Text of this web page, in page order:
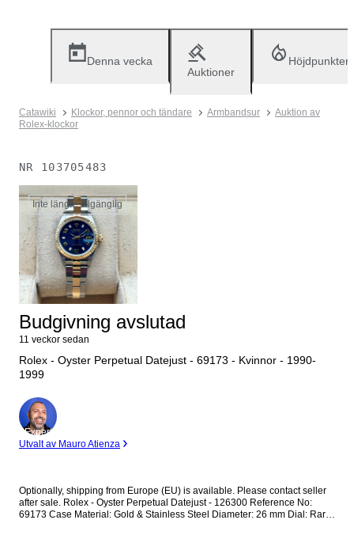
Denna vecka
Auktioner
Höjdpunkter
Catawiki Klockor, pennor och tändare Armbandsur
Auktion av
Rolex-klockor
NR 103705483
Inte längre tillgänglig
Budgivning avslutad
11 veckor sedan
Rolex - Oyster Perpetual Datejust - 69173 - Kvinnor - 1990-
1999
Expert
Utvalt av Mauro Atienza
Optionally, shipping from Europe (EU) is available. Please contact seller
after sale. Rolex - Oyster Perpetual Datejust - 126300 Reference No:
69173 Case Material: Gold & Stainless Steel Diameter: 26 mm Dial: Rare